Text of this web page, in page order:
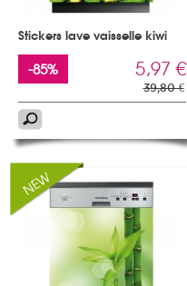
Stickers lave vaisselle kiwi
-85% 5,97 €
39,80 €